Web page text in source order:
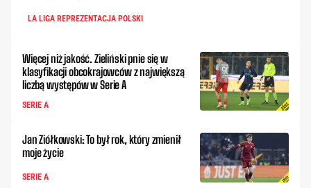
LA LIGA REPREZENTACJA POLSKI
Więcej niż jakość. Zieliński pnie się w
klasyfikacji obcokrajowców z największą
liczbą występów w Serie A
SERIE A
Jan Ziółkowski: To był rok, który zmienił
moje życie
SERIE A